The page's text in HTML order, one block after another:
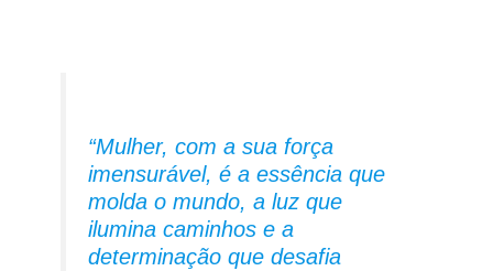
“Mulher, com a sua força
imensurável, é a essência que
molda o mundo, a luz que
ilumina caminhos e a
determinação que desafia